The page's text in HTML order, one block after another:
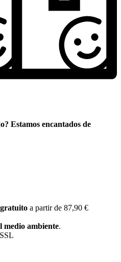
Estamos encantados de
a partir de 87,90 €
medio ambiente.